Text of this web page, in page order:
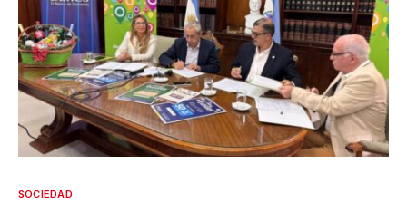
SOCIEDAD